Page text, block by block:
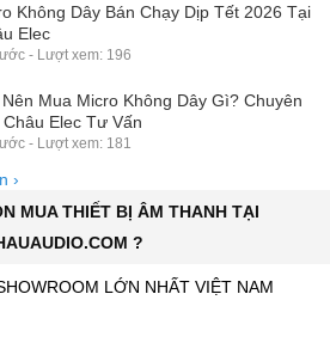
Không Dây Bán Chạy Dịp Tết 2026 Tại
Elec
- Lượt xem: 196
Mua Micro Không Dây Gì? Chuyên
Elec Tư Vấn
- Lượt xem: 181
›
MUA THIẾT BỊ ÂM THANH TẠI
?
LỚN NHẤT VIỆT NAM